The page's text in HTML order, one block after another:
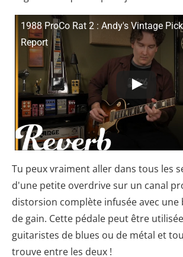
1988 ProCo Rat 2 : Andy's Vintage
Report
Tu peux vraiment aller dans tous les
d'une petite overdrive sur un canal
distorsion complète infusée avec
de gain. Cette pédale peut être
guitaristes de blues ou de métal et
trouve entre les deux !